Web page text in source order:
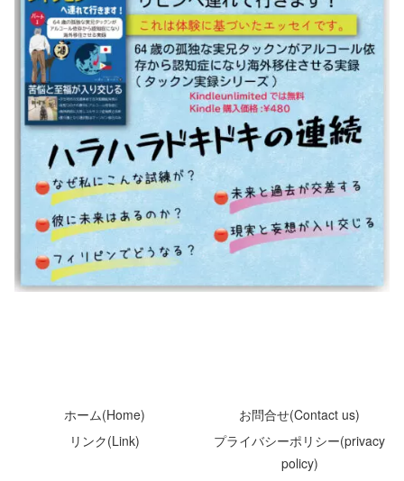
ホーム(Home)
お問合せ(Contact us)
リンク(Link)
プライバシーポリシー(privacy
policy)